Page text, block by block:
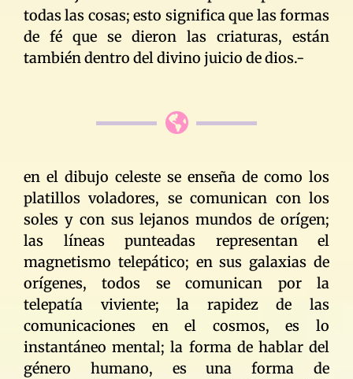
todas las cosas; esto significa que las formas
de fé que se dieron las criaturas, están
también dentro del divino juicio de dios.-
en el dibujo celeste se enseña de como los
platillos voladores, se comunican con los
soles y con sus lejanos mundos de orígen;
las líneas punteadas representan el
magnetismo telepático; en sus galaxias de
orígenes, todos se comunican por la
telepatía viviente; la rapidez de las
comunicaciones en el cosmos, es lo
instantáneo mental; la forma de hablar del
género humano, es una forma de